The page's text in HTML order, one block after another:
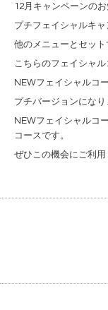
12月キャンペーンの
プチフェイシャルキ
他のメニューとセッ
こちらのフェイシャ
NEWフェイシャルコ
プチバージョンになり
NEWフェイシャルコ
コースです。
ぜひこの機会にご利